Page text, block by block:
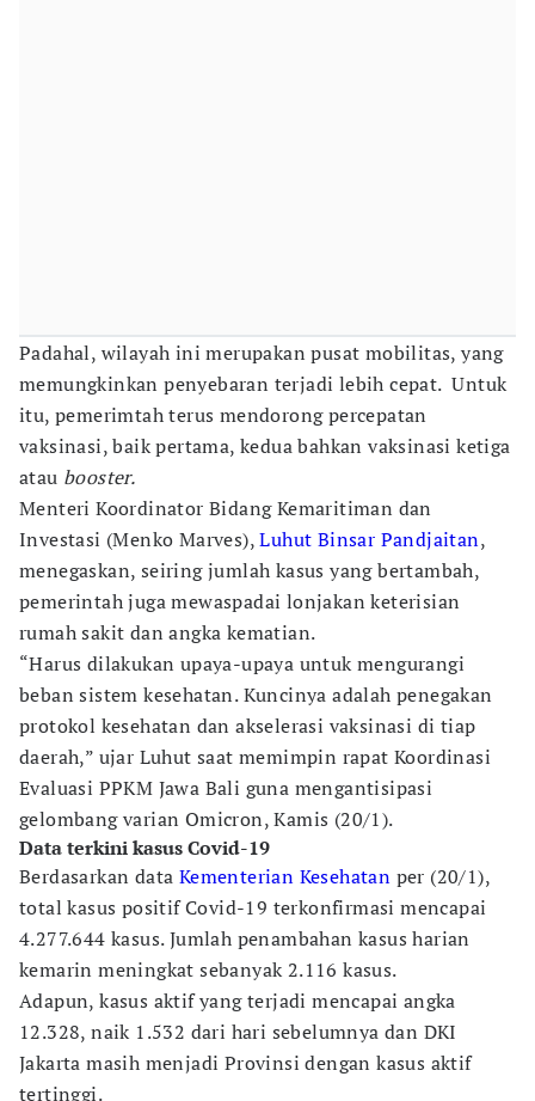
Padahal, wilayah ini merupakan pusat mobilitas, yang
memungkinkan penyebaran terjadi lebih cepat. Untuk
itu, pemerimtah terus mendorong percepatan
vaksinasi, baik pertama, kedua bahkan vaksinasi ketiga
atau booster.
Menteri Koordinator Bidang Kemaritiman dan
Investasi (Menko Marves),Luhut Binsar Pandjaitan,
menegaskan, seiring jumlah kasus yang bertambah,
pemerintah juga mewaspadai lonjakan keterisian
rumah sakit dan angka kematian.
“Harus dilakukan upaya-upaya untuk mengurangi
beban sistem kesehatan. Kuncinya adalah penegakan
protokol kesehatan dan akselerasi vaksinasi di tiap
daerah,” ujar Luhut saat memimpin rapat Koordinasi
Evaluasi PPKM Jawa Bali guna mengantisipasi
gelombang varian Omicron, Kamis (20/1).
Data terkini kasus Covid-19
Berdasarkan data Kementerian Kesehatan per (20/1),
total kasus positif Covid-19 terkonfirmasi mencapai
4.277.644 kasus. Jumlah penambahan kasus harian
kemarin meningkat sebanyak 2.116 kasus.
Adapun, kasus aktif yang terjadi mencapai angka
12.328, naik 1.532 dari hari sebelumnya dan DKI
Jakarta masih menjadi Provinsi dengan kasus aktif
tertinggi.